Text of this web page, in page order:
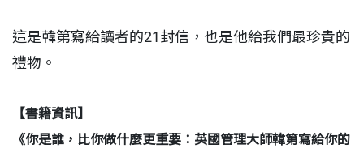
這是韓第寫給讀者的21封信，也是他給我們最珍貴的
禮物。
【書籍資訊】
《你是誰，比你做什麼更重要：英國管理大師韓第寫給你的